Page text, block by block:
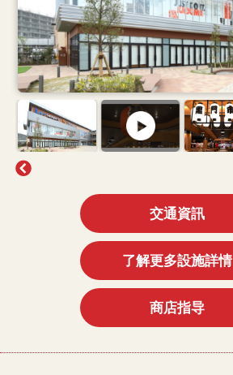
交通資訊
了解更多設施詳情
商店指导